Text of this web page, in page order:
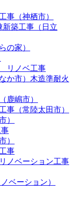
事（神栖市）
新築工事（日立
の家）
リノベ工事
か市）木造準耐火
鹿嶋市）
事（常陸太田市）
）
）
事
ノベーション工事
ベーション）